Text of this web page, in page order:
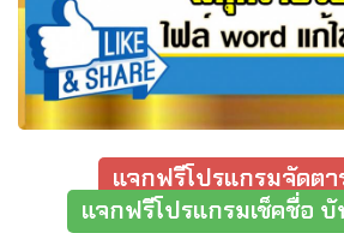
แจกฟรีโปรแกรมจัดตา
แจกฟรีโปรแกรมเช็คชื่อ